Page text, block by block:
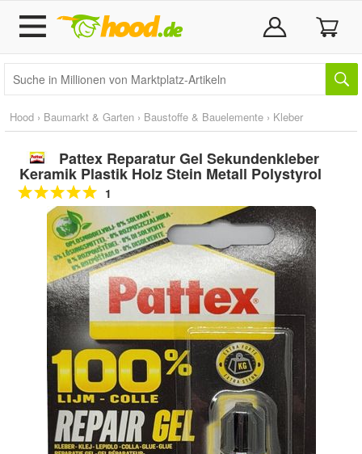
Hood › Baumarkt & Garten › Baustoffe & Bauelemente › Kleber
Pattex Reparatur Gel Sekundenkleber
Keramik Plastik Holz Stein Metall Polystyrol
1